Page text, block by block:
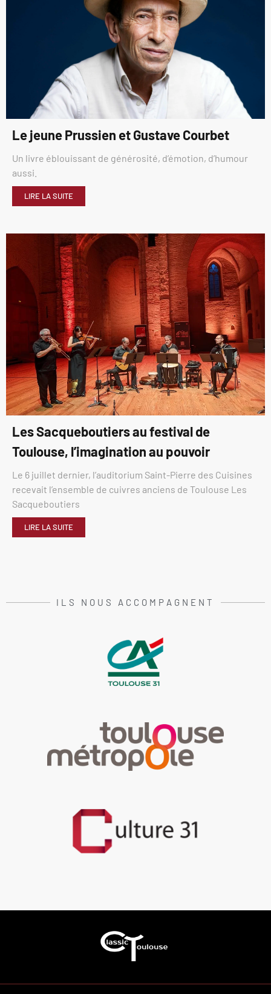
Le jeune Prussien et Gustave Courbet
Un livre éblouissant de générosité, d’émotion, d’humour
aussi.
LIRE LA SUITE
Les Sacqueboutiers au festival de
Toulouse, l’imagination au pouvoir
Le 6 juillet dernier, l’auditorium Saint-Pierre des Cuisines
recevait l’ensemble de cuivres anciens de Toulouse Les
Sacqueboutiers
LIRE LA SUITE
ILS NOUS ACCOMPAGNENT